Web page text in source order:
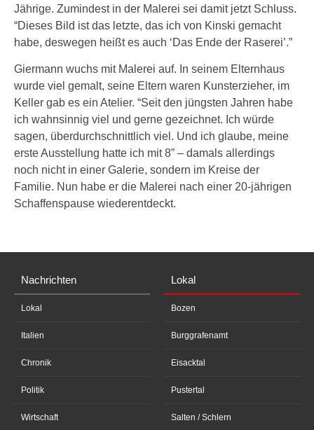
Jährige. Zumindest in der Malerei sei damit jetzt Schluss.
“Dieses Bild ist das letzte, das ich von Kinski gemacht
habe, deswegen heißt es auch ‘Das Ende der Raserei’.”
Giermann wuchs mit Malerei auf. In seinem Elternhaus
wurde viel gemalt, seine Eltern waren Kunsterzieher, im
Keller gab es ein Atelier. “Seit den jüngsten Jahren habe
ich wahnsinnig viel und gerne gezeichnet. Ich würde
sagen, überdurchschnittlich viel. Und ich glaube, meine
erste Ausstellung hatte ich mit 8” – damals allerdings
noch nicht in einer Galerie, sondern im Kreise der
Familie. Nun habe er die Malerei nach einer 20-jährigen
Schaffenspause wiederentdeckt.
Nachrichten
Lokal
Italien
Chronik
Politik
Wirtschaft
Lokal
Bozen
Burggrafenamt
Eisacktal
Pustertal
Salten / Schlern